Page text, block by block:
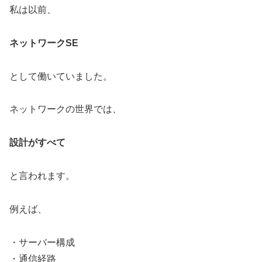
私は以前、
ネットワークSE
として働いていました。
ネットワークの世界では、
設計がすべて
と言われます。
例えば、
・サーバー構成
・通信経路